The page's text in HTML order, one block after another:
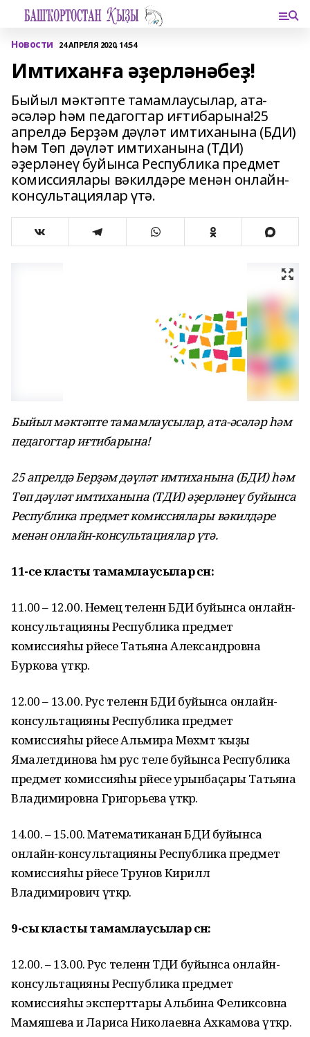
Новости 24 АПРЕЛЯ 2020, 14:54
Имтиханға әҙерләнәбеҙ!
Быйыл мәктәпте тамамлаусылар, ата-
әсәләр һәм педагогтар иғтибарына!25
апрелдә Берҙәм дәүләт имтиханына (БДИ)
һәм Төп дәүләт имтиханына (ТДИ)
әҙерләнеү буйынса Республика предмет
комиссиялары вәкилдәре менән онлайн-
консультациялар үтә.
Быйыл мәктәпте тамамлаусылар, ата-әсәләр һәм
педагогтар иғтибарына!
25 апрелдәБерҙәм дәүләт имтиханына (БДИ) һәм
Төп дәүләт имтиханына (ТДИ) әҙерләнеү буйынса
Республика предмет комиссиялары вәкилдәре
менән онлайн-консультациялар үтә.
11-се класты тамамлаусылар өсөн:
11.00 – 12.00. Немец теленән БДИ буйынса онлайн-
консультацияны Республика предмет
комиссияһы рәйесе Татьяна Александровна
Буркова үткәрә.
12.00 – 13.00. Рус теленән БДИ буйынса онлайн-
консультацияны Республика предмет
комиссияһы рәйесе Альмира Мөхәмәт ҡыҙы
Ямалетдинова һәм рус теле буйынса Республика
предмет комиссияһы рәйесе урынбаҫары Татьяна
Владимировна Григорьева үткәрә.
14.00. – 15.00. Математиканан БДИ буйынса
онлайн-консультацияны Республика предмет
комиссияһы рәйесе Трунов Кирилл
Владимирович үткәрә.
9-сы класты тамамлаусылар өсөн:
12.00. – 13.00. Рус теленән ТДИ буйынса онлайн-
консультацияны Республика предмет
комиссияһы эксперттары Альбина Феликсовна
Мамяшева и Лариса Николаевна Ахкамова үткәрә.